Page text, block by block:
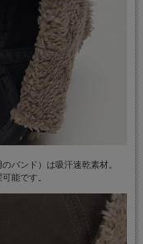
バンド）は吸汗速乾素材。
能です。